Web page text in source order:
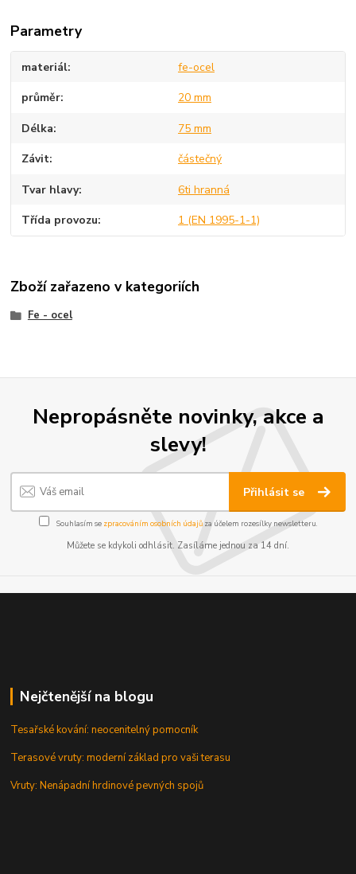
Parametry
materiál fe-ocel
průměr 20 mm
Délka 75 mm
Závit částečný
Tvar hlavy 6ti hranná
Třída provozu 1 (EN 1995-1-1)
Zboží zařazeno v kategoriích
Fe - ocel
Nepropásněte novinky, akce a
slevy!
Přihlásit se
Souhlasím se zpracováním osobních údajůza účelem rozesílky newsletteru.
Můžete se kdykoli odhlásit. Zasíláme jednou za 14 dní.
Nejčtenější na blogu
Tesařské kování: neocenitelný pomocník
Terasové vruty: moderní základ pro vaši terasu
Vruty: Nenápadní hrdinové pevných spojů